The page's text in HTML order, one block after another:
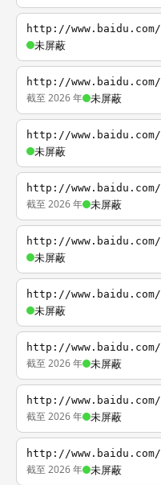
http://www.baidu.com/
未屏蔽
http://www.baidu.com/
截至 2026 年 未屏蔽
http://www.baidu.com/
未屏蔽
http://www.baidu.com/
截至 2026 年 未屏蔽
http://www.baidu.com/
未屏蔽
http://www.baidu.com/
未屏蔽
http://www.baidu.com/
截至 2026 年 未屏蔽
http://www.baidu.com/
截至 2026 年 未屏蔽
http://www.baidu.com/
截至 2026 年 未屏蔽